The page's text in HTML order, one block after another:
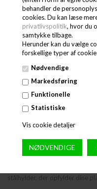
behandler de
cookies. Du kan læse
privatlivspolitik, hvor du
samtykke tilbage.
Herunder kan du vælge
forskellige typer af
Nødvendige
Markedsføring
Funktionelle
Statistiske
Vis cookie detaljer
Stålhylder til køkken
Uanset om du arbejder i en
alting har en plads (og bliver
Derfor tilbyder vi hos
stålhylder, der opfylder dine